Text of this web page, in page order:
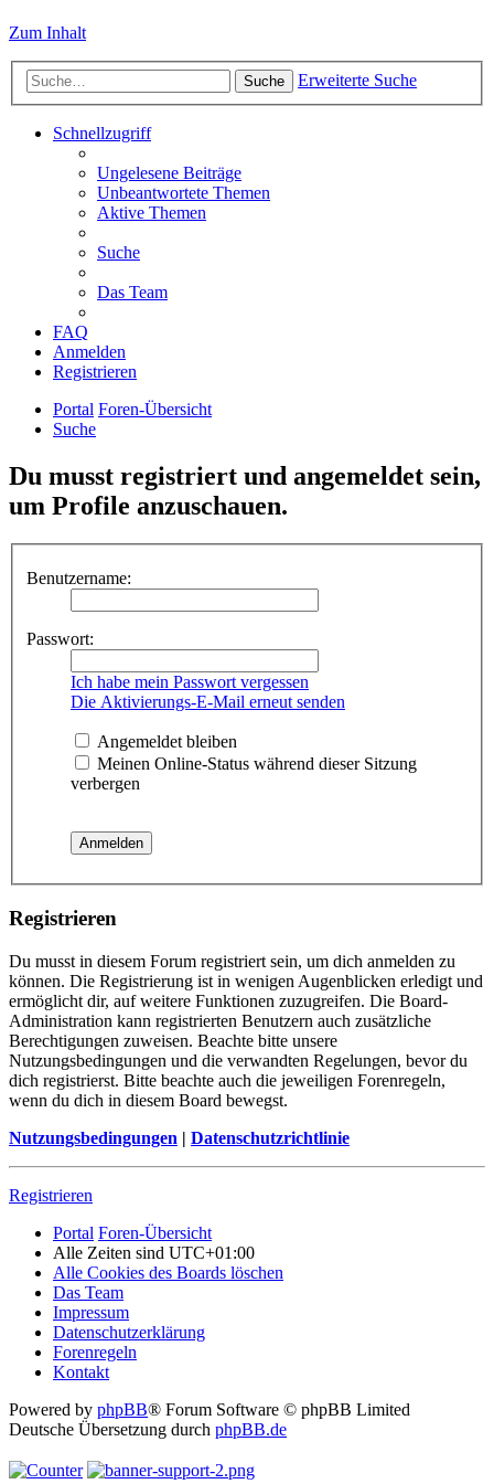
Zum Inhalt
Suche Erweiterte Suche
Schnellzugriff
Ungelesene Beiträge
Unbeantwortete Themen
Aktive Themen
Suche
Das Team
FAQ
Anmelden
Registrieren
Portal Foren-Übersicht
Suche
Du musst registriert und angemeldet sein,
um Profile anzuschauen.
Benutzername:
Passwort:
Ich habe mein Passwort vergessen
Die Aktivierungs-E-Mail erneut senden
Angemeldet bleiben
Meinen Online-Status während dieser Sitzung
verbergen
Registrieren
Du musst in diesem Forum registriert sein, um dich anmelden zu
können. Die Registrierung ist in wenigen Augenblicken erledigt und
ermöglicht dir, auf weitere Funktionen zuzugreifen. Die Board-
Administration kann registrierten Benutzern auch zusätzliche
Berechtigungen zuweisen. Beachte bitte unsere
Nutzungsbedingungen und die verwandten Regelungen, bevor du
dich registrierst. Bitte beachte auch die jeweiligen Forenregeln,
wenn du dich in diesem Board bewegst.
Nutzungsbedingungen | Datenschutzrichtlinie
Registrieren
Portal Foren-Übersicht
Alle Zeiten sind UTC+01:00
Alle Cookies des Boards löschen
Das Team
Impressum
Datenschutzerklärung
Forenregeln
Kontakt
Powered by phpBB® Forum Software © phpBB Limited
Deutsche Übersetzung durch phpBB.de